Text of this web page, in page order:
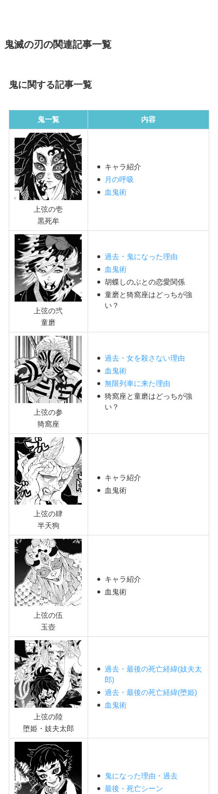
鬼滅の刃の関連記事一覧
鬼に関する記事一覧
鬼一覧 内容
上弦の壱
黒死牟
キャラ紹介
月の呼吸
血鬼術
上弦の弐
童磨
過去・鬼になった理由
血鬼術
胡蝶しのぶとの恋愛関係
童磨と猗窩座はどっちが強
い？
上弦の参
猗窩座
過去・女を殺さない理由
血鬼術
無限列車に来た理由
猗窩座と童磨はどっちが強
い？
上弦の肆
半天狗
キャラ紹介
血鬼術
上弦の伍
玉壺
キャラ紹介
血鬼術
上弦の陸
堕姫・妓夫太郎
過去・最後の死亡経緯(妓夫太
郎)
過去・最後の死亡経緯(堕姫)
血鬼術
鬼になった理由・過去
最後・死亡シーン